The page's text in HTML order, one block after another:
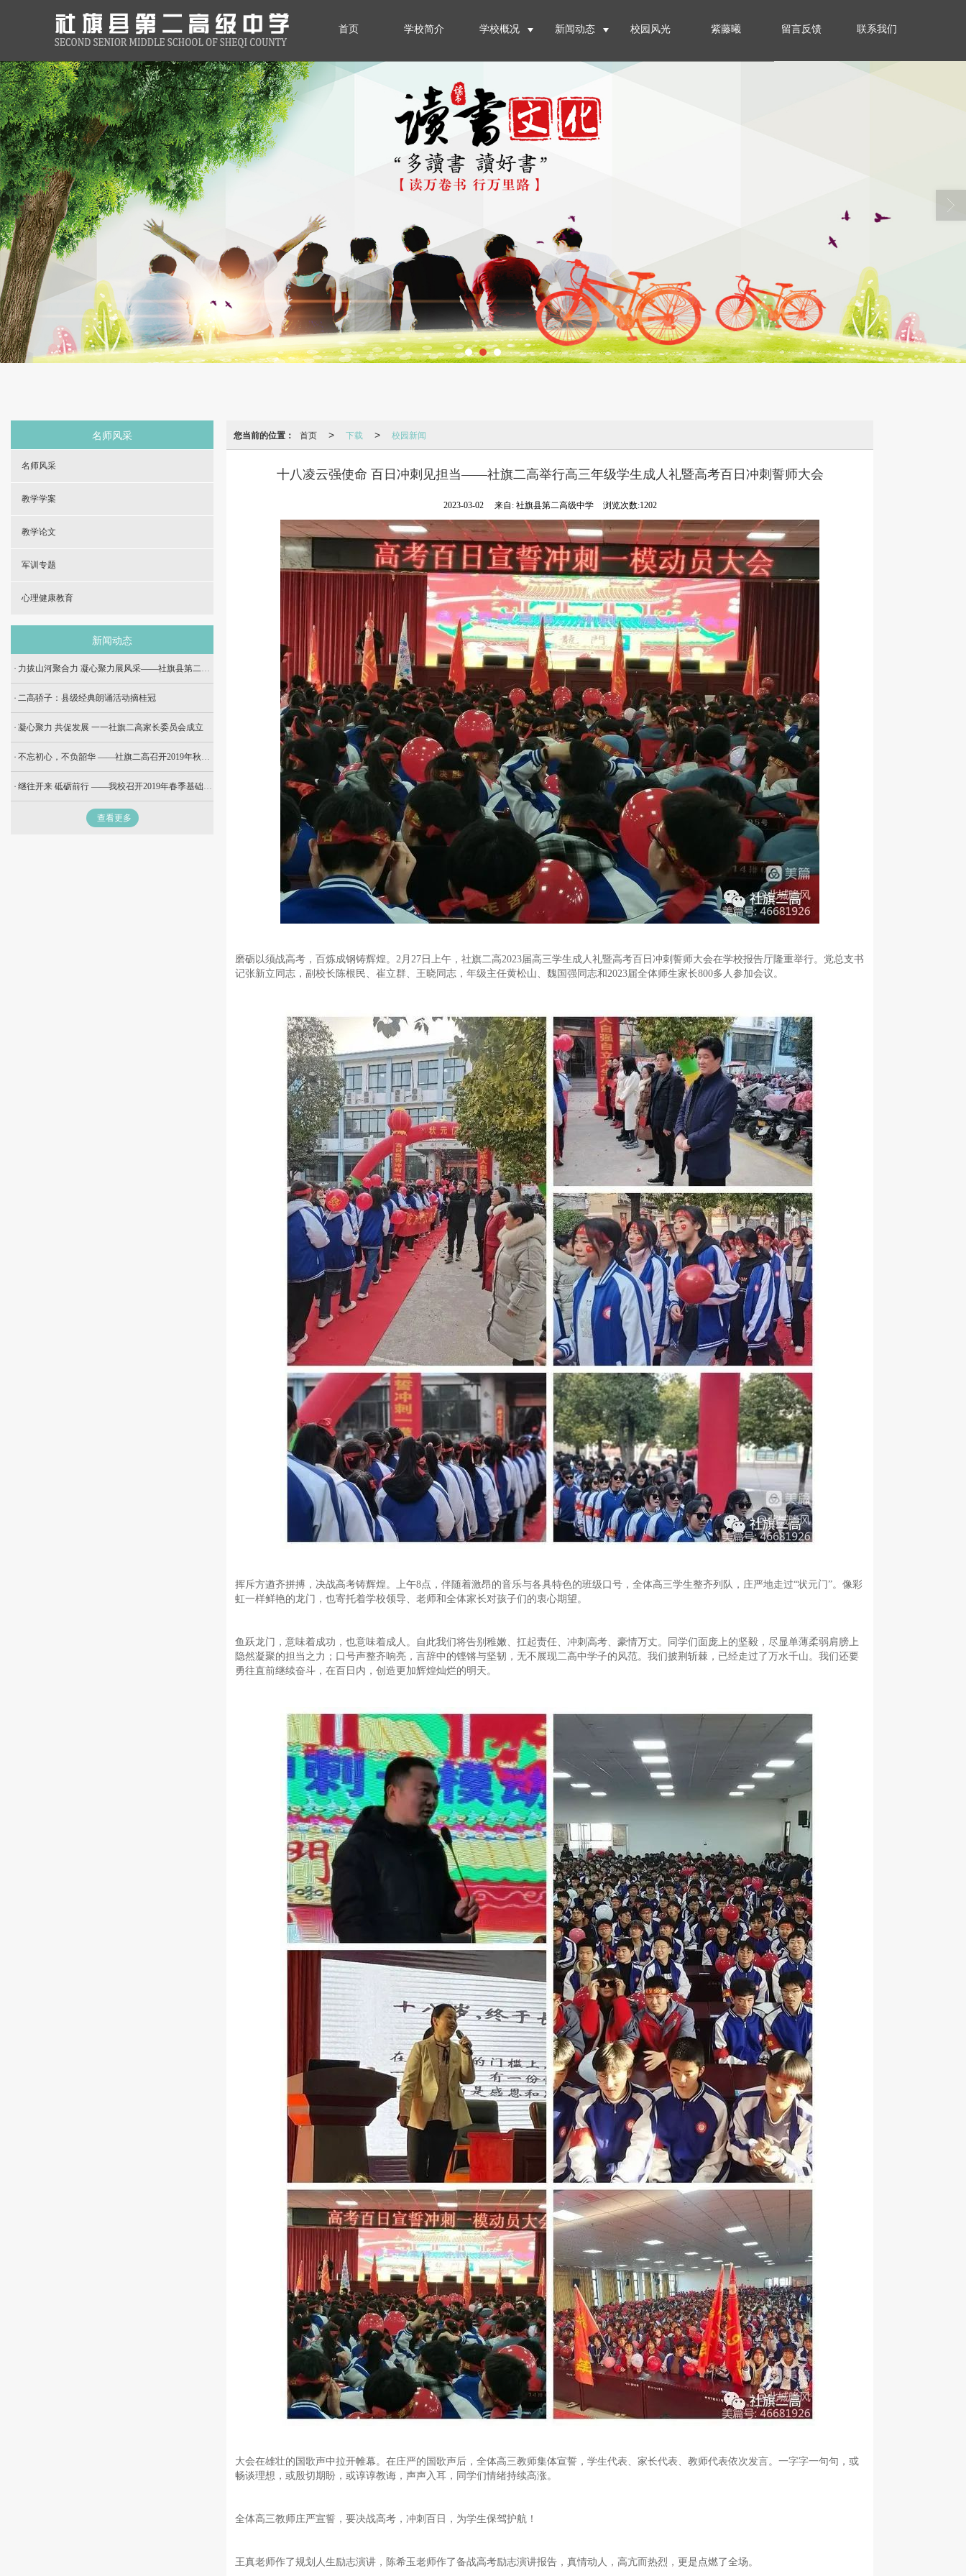
首页 学校简介 学校概况 新闻动态 校园风光 紫藤曦 留言反馈 联系我们
您当前的位置： 首页 > 下载 > 校园新闻
十八凌云强使命 百日冲刺见担当——社旗二高举行高三年级学生成人礼暨高考百日冲刺誓师大会
2023-03-02 来自: 社旗县第二高级中学 浏览次数:1202
磨砺以须战高考，百炼成钢铸辉煌。2月27日上午，社旗二高2023届高三学生成人礼暨高考百日冲刺誓师大会在学校报告厅隆重举行。党总支书
记张新立同志，副校长陈根民、崔立群、王晓同志，年级主任黄松山、魏国强同志和2023届全体师生家长800多人参加会议。
挥斥方遒齐拼搏，决战高考铸辉煌。上午8点，伴随着激昂的音乐与各具特色的班级口号，全体高三学生整齐列队，庄严地走过“状元门”。像彩
虹一样鲜艳的龙门，也寄托着学校领导、老师和全体家长对孩子们的衷心期望。
鱼跃龙门，意味着成功，也意味着成人。自此我们将告别稚嫩、扛起责任、冲刺高考、豪情万丈。同学们面庞上的坚毅，尽显单薄柔弱肩膀上
隐然凝聚的担当之力；口号声整齐响亮，言辞中的铿锵与坚韧，无不展现二高中学子的风范。我们披荆斩棘，已经走过了万水千山。我们还要
勇往直前继续奋斗，在百日内，创造更加辉煌灿烂的明天。
大会在雄壮的国歌声中拉开帷幕。在庄严的国歌声后，全体高三教师集体宣誓，学生代表、家长代表、教师代表依次发言。一字字一句句，或
畅谈理想，或殷切期盼，或谆谆教诲，声声入耳，同学们情绪持续高涨。
全体高三教师庄严宣誓，要决战高考，冲刺百日，为学生保驾护航！
王真老师作了规划人生励志演讲，陈希玉老师作了备战高考励志演讲报告，真情动人，高亢而热烈，更是点燃了全场。
名师风采
名师风采
教学学案
教学论文
军训专题
心理健康教育
新闻动态
力拔山河聚合力 凝心聚力展风采——社旗县第二高级中学成功举办校园拔河比赛
二高骄子：县级经典朗诵活动摘桂冠
凝心聚力 共促发展 一一社旗二高家长委员会成立
不忘初心，不负韶华 ——社旗二高召开2019年秋期期中考试表彰大会
继往开来 砥砺前行 ——我校召开2019年春季基础年级表彰大会
查看更多